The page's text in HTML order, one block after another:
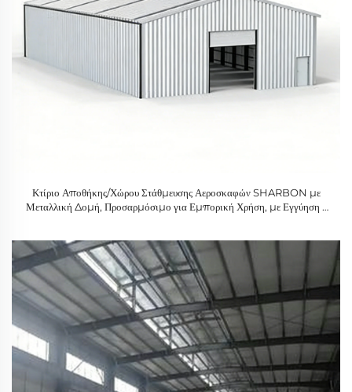
Κτίριο Αποθήκης/Χώρου Στάθμευσης Αεροσκαφών SHARBON με
Μεταλλική Δομή, Προσαρμόσιμο για Εμπορική Χρήση, με Εγγύηση 1